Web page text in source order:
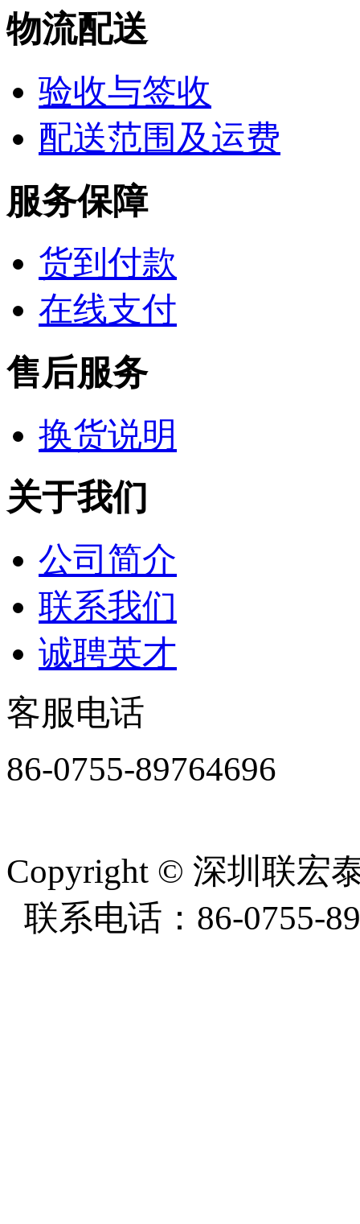
物流配送
验收与签收
配送范围及运费
服务保障
货到付款
在线支付
售后服务
换货说明
关于我们
公司简介
联系我们
诚聘英才
客服电话
86-0755-89764696
Copyright © 深圳联宏
联系电话：86-0755-